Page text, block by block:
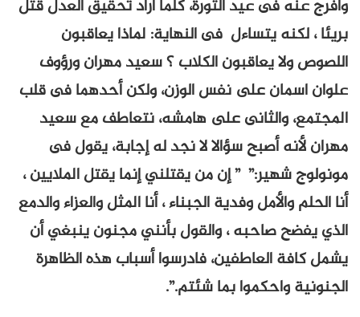
وأفرج عنه فى عيد الثورة، كلما أراد تحقيق العدل قتل
بريئا ، لكنه يتساءل فى النهاية: لماذا يعاقبون
اللصوص ولا يعاقبون الكلاب ؟ سعيد مهران ورؤوف
علوان اسمان على نفس الوزن، ولكن أحدهما فى قلب
المجتمع، والثانى على هامشه، نتعاطف مع سعيد
مهران لأنه أصبح سؤالا لا نجد له إجابة، يقول فى
مونولوج شهير:” ” إن من يقتلني إنما يقتل الملايين ،
أنا الحلم والأمل وفدية الجبناء ، أنا المثل والعزاء والدمع
الذي يفضح صاحبه ، والقول بأنني مجنون ينبغي أن
يشمل كافة العاطفين، فادرسوا أسباب هذه الظاهرة
الجنونية واحكموا بما شئتم.”.